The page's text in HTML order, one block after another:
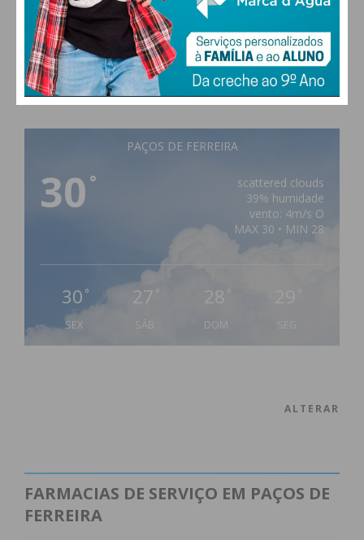
PAÇOS DE FERREIRA
30 °
scattered clouds
39% humidade
vento: 4m/s O
MAX 30 • MIN 28
30 °
SEX
27 °
SÁB
28 °
DOM
ALTERAR
FARMACIAS DE SERVIÇO EM PAÇOS DE
FERREIRA